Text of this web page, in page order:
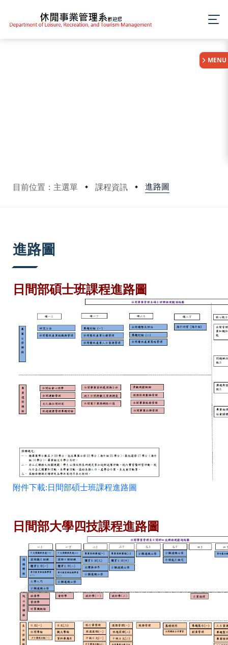
目前位置：主選單 課程資訊 進路圖
MENU
進路圖
日間部碩士班課程進路圖
附件下載:日間部碩士班課程進路圖
日間部大學四技課程進路圖